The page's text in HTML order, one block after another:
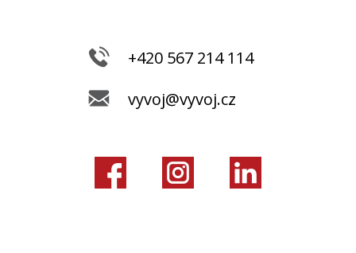
+420 567 214 114
vyvoj@vyvoj.cz